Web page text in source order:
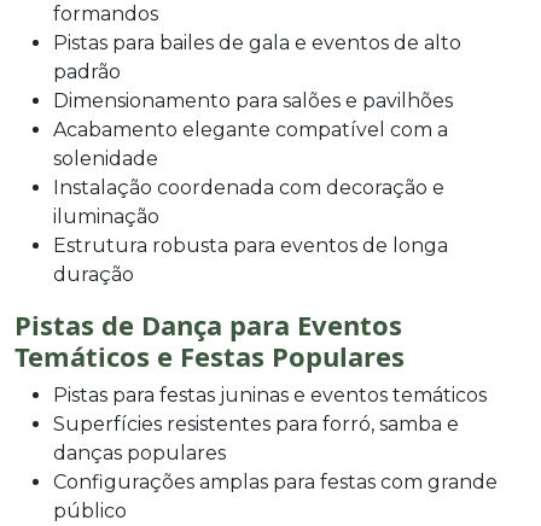
formandos
Pistas para bailes de gala e eventos de alto
padrão
Dimensionamento para salões e pavilhões
Acabamento elegante compatível com a
solenidade
Instalação coordenada com decoração e
iluminação
Estrutura robusta para eventos de longa
duração
Pistas de Dança para Eventos
Temáticos e Festas Populares
Pistas para festas juninas e eventos temáticos
Superfícies resistentes para forró, samba e
danças populares
Configurações amplas para festas com grande
público